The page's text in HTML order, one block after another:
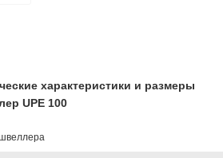
характеристики и размеры
UPE 100